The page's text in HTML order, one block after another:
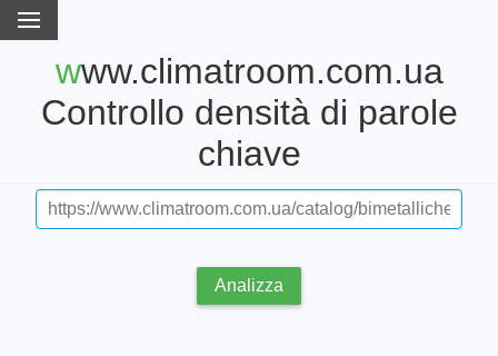
www.climatroom.com.ua
Controllo densità di parole
chiave
Analizza